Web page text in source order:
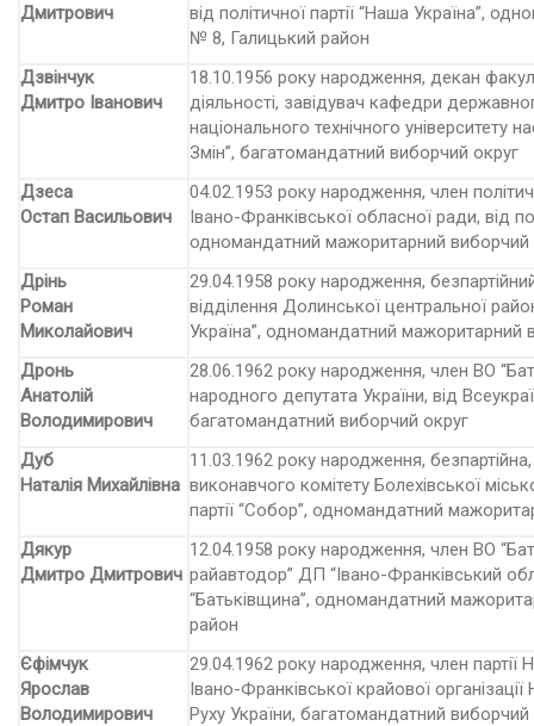
Дмитрович
від політичної партії “Наша Україна”,
№ 8, Галицький район
Дзвінчук
Дмитро Іванович
18.10.1956 року народження, декан
діяльності, завідувач кафедри
національного технічного університету
Змін”, багатомандатний виборчий округ
Дзеса
Остап Васильович
04.02.1953 року народження, член
Івано-Франківської обласної ради, від
одномандатний мажоритарний
Дрінь
Роман
Миколайович
29.04.1958 року народження,
від­ділення Долинської центральної
Україна”, одномандатний мажоритарний
Дронь
Анатолій
Володимирович
28.06.1962 року народження, член ВО
народного депутата України, від
багатомандатний виборчий округ
Дуб
Наталія Михайлівна
11.03.1962 року народження,
виконав­чого комітету Болехівської
партії “Собор”, одномандатний
Дякур
Дмитро Дмитрович
12.04.1958 року народження, член ВО
райавтодор” ДП “Івано-Франківський
“Батьківщина”, одномандат­ний
район
Єфімчук
Ярослав
Володимирович
29.04.1962 року народження, член партії
Івано-Франківської крайової
Руху України, багатомандат­ний виборчий